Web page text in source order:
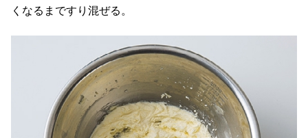
くなるまですり混ぜる。